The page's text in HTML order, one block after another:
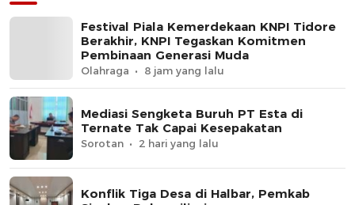
Festival Piala Kemerdekaan KNPI Tidore
Berakhir, KNPI Tegaskan Komitmen
Pembinaan Generasi Muda
Olahraga 8 jam yang lalu
Mediasi Sengketa Buruh PT Esta di
Ternate Tak Capai Kesepakatan
Sorotan 2 hari yang lalu
Konflik Tiga Desa di Halbar, Pemkab